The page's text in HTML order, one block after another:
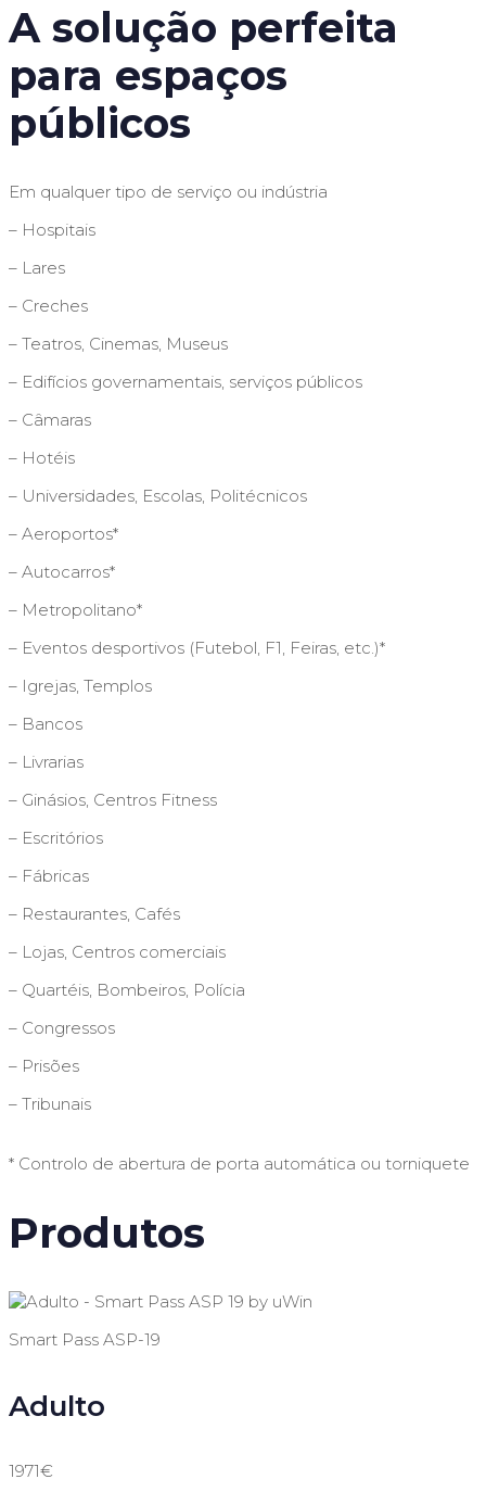
A solução perfeita
para espaços
públicos
Em qualquer tipo de serviço ou indústria
– Hospitais
– Lares
– Creches
– Teatros, Cinemas, Museus
– Edifícios governamentais, serviços públicos
– Câmaras
– Hotéis
– Universidades, Escolas, Politécnicos
– Aeroportos*
– Autocarros*
– Metropolitano*
– Eventos desportivos (Futebol, F1, Feiras, etc.)*
– Igrejas, Templos
– Bancos
– Livrarias
– Ginásios, Centros Fitness
– Escritórios
– Fábricas
– Restaurantes, Cafés
– Lojas, Centros comerciais
– Quartéis, Bombeiros, Polícia
– Congressos
– Prisões
– Tribunais
* Controlo de abertura de porta automática ou torniquete
Produtos
Smart Pass ASP-19
Adulto
1971€